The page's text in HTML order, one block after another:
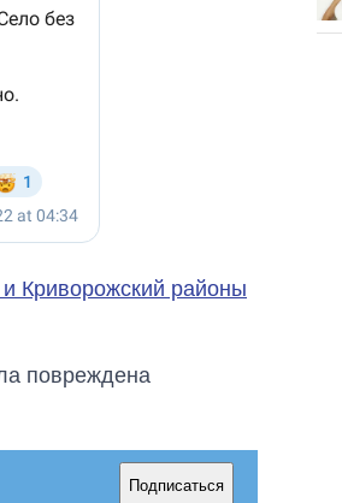
Криворожский районы
повреждена
Подписаться